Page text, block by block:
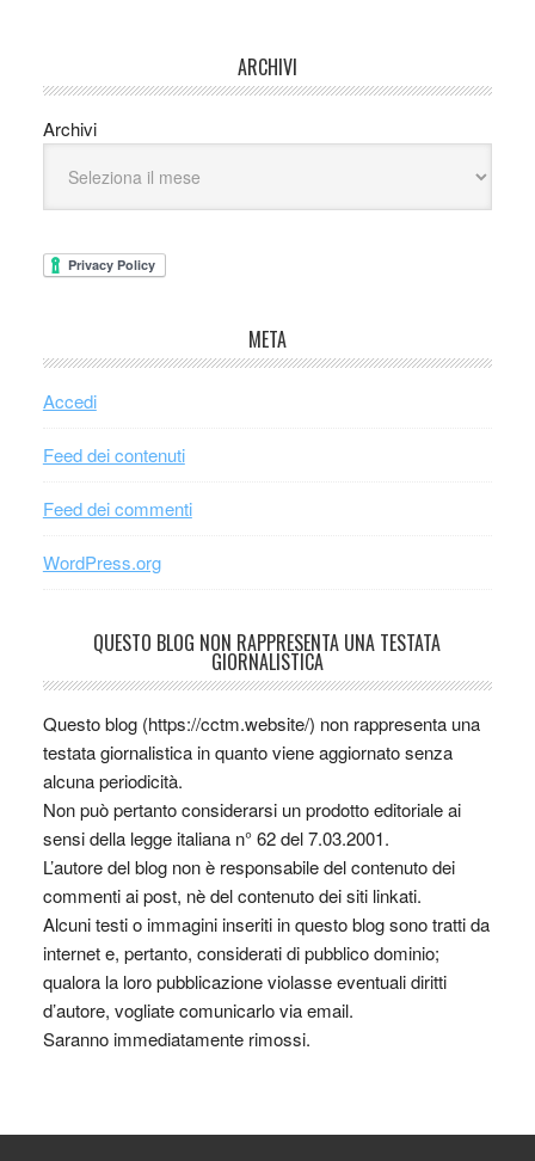
ARCHIVI
Archivi
META
Accedi
Feed dei contenuti
Feed dei commenti
WordPress.org
QUESTO BLOG NON RAPPRESENTA UNA TESTATA
GIORNALISTICA
Questo blog (https://cctm.website/) non rappresenta una
testata giornalistica in quanto viene aggiornato senza
alcuna periodicità.
Non può pertanto considerarsi un prodotto editoriale ai
sensi della legge italiana n° 62 del 7.03.2001.
L’autore del blog non è responsabile del contenuto dei
commenti ai post, nè del contenuto dei siti linkati.
Alcuni testi o immagini inseriti in questo blog sono tratti da
internet e, pertanto, considerati di pubblico dominio;
qualora la loro pubblicazione violasse eventuali diritti
d’autore, vogliate comunicarlo via email.
Saranno immediatamente rimossi.